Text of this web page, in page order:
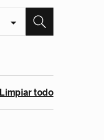
Limpiar todo